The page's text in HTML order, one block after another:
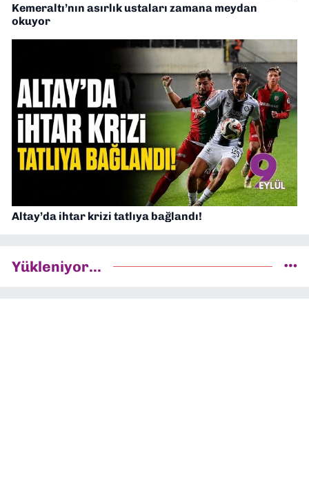
Kemeraltı’nın asırlık ustaları zamana meydan
okuyor
Altay’da ihtar krizi tatlıya bağlandı!
Yükleniyor...